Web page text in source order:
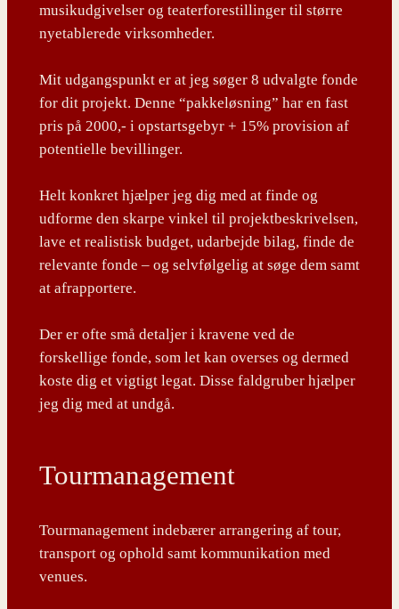
musikudgivelser og teaterforestillinger til større
nyetablerede virksomheder.
Mit udgangspunkt er at jeg søger 8 udvalgte fonde
for dit projekt. Denne “pakkeløsning” har en fast
pris på 2000,- i opstartsgebyr + 15% provision af
potentielle bevillinger.
Helt konkret hjælper jeg dig med at finde og
udforme den skarpe vinkel til projektbeskrivelsen,
lave et realistisk budget, udarbejde bilag, finde de
relevante fonde – og selvfølgelig at søge dem samt
at afrapportere.
Der er ofte små detaljer i kravene ved de
forskellige fonde, som let kan overses og dermed
koste dig et vigtigt legat. Disse faldgruber hjælper
jeg dig med at undgå.
Tourmanagement
Tourmanagement indebærer arrangering af tour,
transport og ophold samt kommunikation med
venues.